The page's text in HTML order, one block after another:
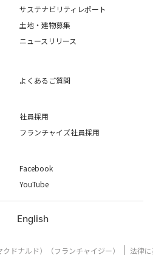
サステナビリティレポート
土地・建物募集
ニュースリリース
よくあるご質問
社員採用
フランチャイズ社員採用
Facebook
YouTube
English
ドナルド）（フランチャイジー） 法律